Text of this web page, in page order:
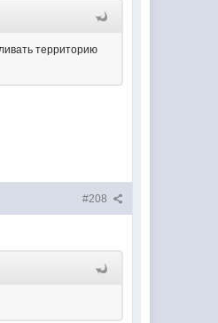
территорию
#208